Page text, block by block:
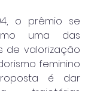
o prêmio se
uma das
de valorização
feminino
é dar